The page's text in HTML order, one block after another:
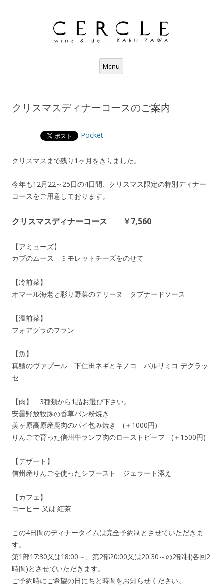
Menu コ
テ
ス
キ
クリスマスディナーコースのご案内
Pocket
クリスマスまで残り1ヶ月をきりました。
今年も12月22～25日の4日間、クリスマス限定の特別ディナー
コースをご用意しております。
クリスマスディナーコース ￥7,560
【アミューズ】
カブのムース ミモレットチーズをのせて
【冷前菜】
オマール海老と彩り野菜のテリーヌ タプナードソース
【温前菜】
フォアグラのフラン
【魚】
真鱈のヴァプール 下仁田ネギとキノコ バルサミコ デグラッ
セ
【肉】 3種類から1品お選び下さい。
安曇野放牧豚の香草パン粉焼き
美ヶ原高原産鹿肉のパイ包み焼き (＋1000円)
りんごで育った信州牛ランプ肉のローストビーフ (＋1500円)
【デザート】
信州産りんごを使ったシブースト ジェラート添え
【カフェ】
コーヒー 又は 紅茶
この4日間のディナータイムは完全予約制とさせていただきま
す。
第1部17:30又は18:00～、第2部20:00又は20:30～の2部制(各回2
時間)とさせていただきます。
ご予約時にご希望の日にちと時間をお知らせください。